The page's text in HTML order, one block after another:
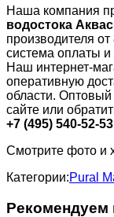
Наша компания
водостока
производителя
система оплаты и
Наш интернет-
оперативную
области.
сайте или
+7 (495) 540-52-53
Смотрите фото и
Категории:Pural
Рекомендуем